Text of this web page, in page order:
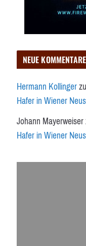
NEUE KOMMENTARE
Hermann Kollingerzu
Hafer in Wiener
Johann Mayerweiser
Hafer in Wiener